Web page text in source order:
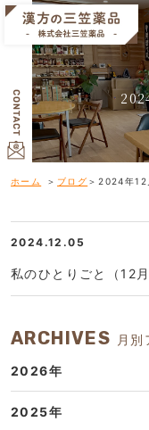
ホーム ブログ 2024年12
2024.12.05
私のひとりごと（12月
ARCHIVES 月別
2026年
2025年